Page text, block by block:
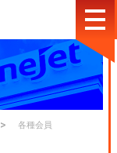
ト
ー
> 各種会員